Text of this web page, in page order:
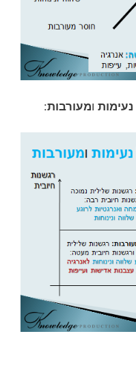
נעימות ומעורבות: